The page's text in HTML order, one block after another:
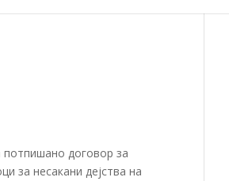
договор за
за несакани дејства на